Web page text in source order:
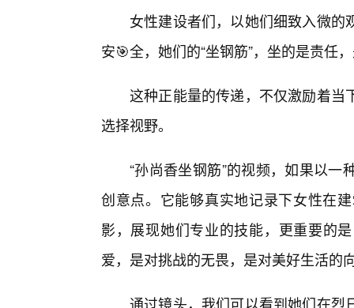
女性建设者们，以她们细致入微
安🎯全，她们的“坐钢筋”，坐的是责任
这种正能量的传递，不仅激励着当
选择视野。
“孙尚香坐钢筋”的视频，如果以
创意点。它能够真实地记录下女性在
影，展现她们专业的技能，更重要的
爱，是对挑战的无畏，是对美好生活的
通过镜头，我们可以看到她们在烈